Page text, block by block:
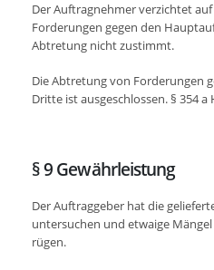
Der Auftragnehmer verzichtet
Forderungen gegen den
Abtretung nicht zustimmt.
Die Abtretung von Forderungen
Dritte ist ausgeschlossen. § 354
§ 9 Gewährleistung
Der Auftraggeber hat die
untersuchen und etwaige
rügen.